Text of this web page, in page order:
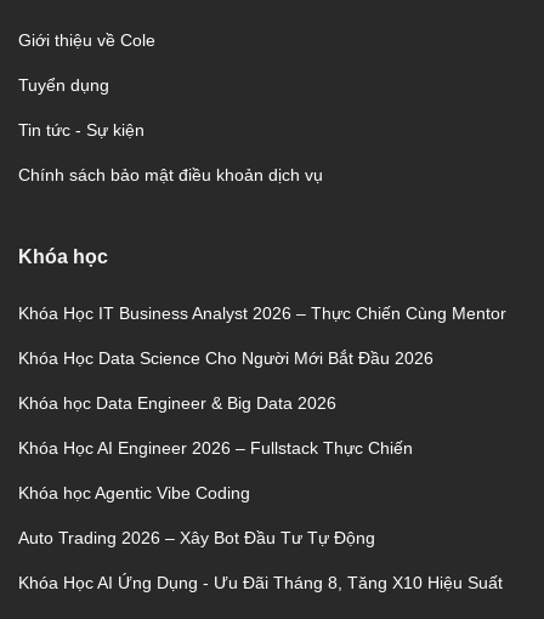
Giới thiệu về Cole
Tuyển dụng
Tin tức - Sự kiện
Chính sách bảo mật điều khoản dịch vụ
Khóa học
Khóa Học IT Business Analyst 2026 – Thực Chiến Cùng Mentor
Khóa Học Data Science Cho Người Mới Bắt Đầu 2026
Khóa học Data Engineer & Big Data 2026
Khóa Học AI Engineer 2026 – Fullstack Thực Chiến
Khóa học Agentic Vibe Coding
Auto Trading 2026 – Xây Bot Đầu Tư Tự Động
Khóa Học AI Ứng Dụng - Ưu Đãi Tháng 8, Tăng X10 Hiệu Suất